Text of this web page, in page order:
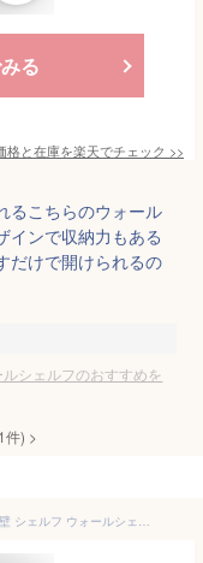
る
格と在庫を楽天でチェック >>
るこちらのウォール
インで収納力もある
だけで開けられるの
シェルフのおすすめを
1件) >
壁掛け 棚 扉付き 収納 ウォールラック ラック 壁 シェルフ ウォールシェルフ ボックス 白 扉つき ホワイト ウォールボックス おしゃれ ウォールキャビネット リビング収納 北欧 本棚 木製 トイレ収納棚 リビング 吊戸棚 玄関 トイレ キッチン 石膏ボード 幅75 WB7- DX B-M